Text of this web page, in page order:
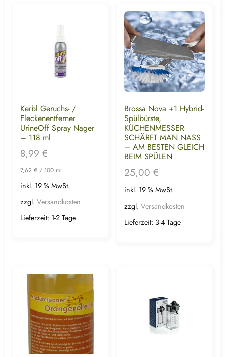
Kerbl Geruchs- /
Fleckenentferner
UrineOff Spray Nager
– 118 ml
8,99 €
7,62 € / 100 ml
inkl. 19 % MwSt.
zzgl. Versandkosten
Lieferzeit: 1-2 Tage
Brossa Nova +1 Hybrid-
Spülbürste,
KÜCHENMESSER
SCHÄRFT MAN NASS
– AM BESTEN GLEICH
BEIM SPÜLEN
25,00 €
inkl. 19 % MwSt.
zzgl. Versandkosten
Lieferzeit: 3-4 Tage